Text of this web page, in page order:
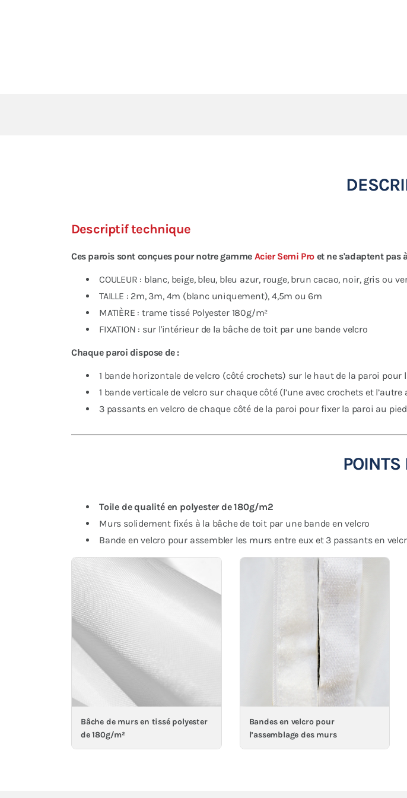
Descriptif technique
Ces parois sont conçues pour notre gamme Acier Semi Pro et ne s'adaptent pas
COULEUR : blanc, beige, bleu, bleu azur, rouge, brun cacao, noir, gris ou
TAILLE : 2m, 3m, 4m (blanc uniquement), 4,5m ou 6m
MATIÈRE : trame tissé Polyester 180g/m²
FIXATION : sur l'intérieur de la bâche de toit par une bande velcro
Chaque paroi dispose de :
1 bande horizontale de velcro (côté crochets) sur le haut de la paroi pour
1 bande verticale de velcro sur chaque côté (l’une avec crochets et
3 passants en velcro de chaque côté de la paroi pour fixer la paroi au
POINTS
Toile de qualité en polyester de 180g/m2
Murs solidement fixés à la bâche de toit par une bande en velcro
Bande en velcro pour assembler les murs entre eux et 3 passants en
Bâche de murs en tissé polyester
de 180g/m²
Bandes en velcro pour
l’assemblage des murs